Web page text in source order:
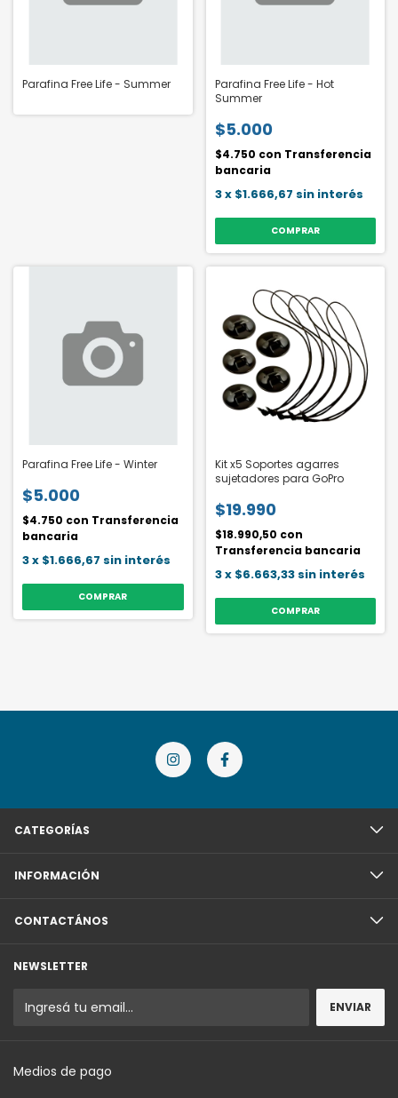
Parafina Free Life - Summer
Parafina Free Life - Hot
Summer
$5.000
$4.750 con Transferencia
bancaria
3x $1.666,67 sin interés
Parafina Free Life - Winter
$5.000
$4.750 con Transferencia
bancaria
3x $1.666,67 sin interés
Kit x5 Soportes agarres
sujetadores para GoPro
$19.990
$18.990,50 con
Transferencia bancaria
3x $6.663,33 sin interés
COMPRAR
CATEGORÍAS
INFORMACIÓN
CONTACTÁNOS
NEWSLETTER
Medios de pago